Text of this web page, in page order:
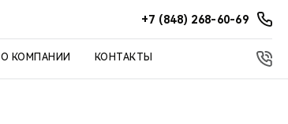
+7 (848) 268-60-69
О КОМПАНИИ КОНТАКТЫ